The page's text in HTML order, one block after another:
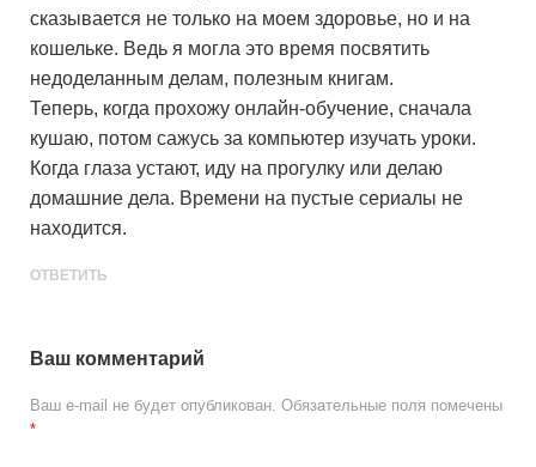
сказывается не только на моем здоровье, но и на
кошельке. Ведь я могла это время посвятить
недоделанным делам, полезным книгам.
Теперь, когда прохожу онлайн-обучение, сначала
кушаю, потом сажусь за компьютер изучать уроки.
Когда глаза устают, иду на прогулку или делаю
домашние дела. Времени на пустые сериалы не
находится.
ОТВЕТИТЬ
Ваш комментарий
Ваш e-mail не будет опубликован. Обязательные поля помечены
*